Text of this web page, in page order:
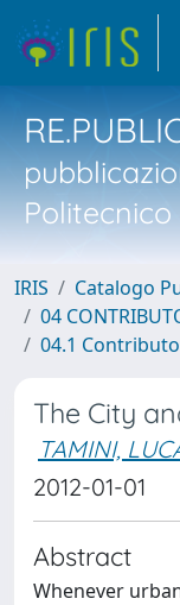
IRIS
Catalogo
04
04.1
The City
TAMINI,
2012-01-01
Abstract
Whenever